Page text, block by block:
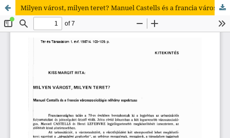
Milyen várost, milyen teret? Manuel Castells és a francia városszociológia néhány aspektusa